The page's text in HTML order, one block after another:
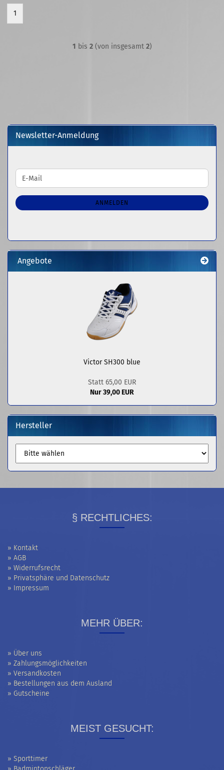
1
1 bis 2(von insgesamt 2)
Newsletter-Anmeldung
WEITER
ZUR
ANMELDUNG
E-
Mail
ANMELDEN
Angebote
Victor SH300 blue
Statt 65,00 EUR
Nur 39,00 EUR
Hersteller
§ RECHTLICHES:
» Kontakt
» AGB
» Widerrufsrecht
» Privatsphäre und Datenschutz
» Impressum
MEHR ÜBER:
» Über uns
» Zahlungsmöglichkeiten
» Versandkosten
» Bestellungen aus dem Ausland
» Gutscheine
MEIST GESUCHT:
» Sporttimer